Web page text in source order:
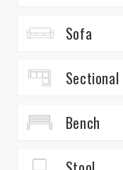
Sofa
Sectional
Bench